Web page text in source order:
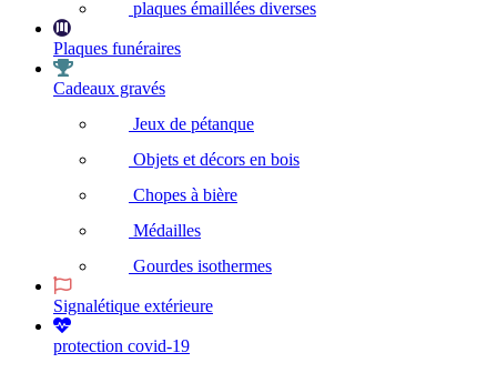
plaques émaillées diverses
Plaques funéraires
Cadeaux gravés
Jeux de pétanque
Objets et décors en bois
Chopes à bière
Médailles
Gourdes isothermes
Signalétique extérieure
protection covid-19